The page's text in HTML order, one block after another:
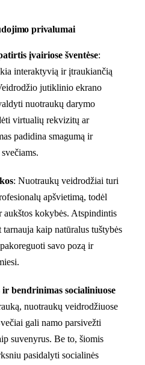
privalumai
įvairiose šventėse:
interaktyvią ir įtraukiančią
jutiklinio ekrano
nuotraukų darymo
virtualių rekvizitų ar
padidina smagumą ir
: Nuotraukų veidrodžiai turi
apšvietimą, todėl
aukštos kokybės. Atspindintis
kaip natūralus tuštybės
savo pozą ir
bendrinimas socialiniuose
nuotraukų veidrodžiuose
gali namo parsivežti
suvenyrus. Be to, šiomis
pasidalyti socialinės